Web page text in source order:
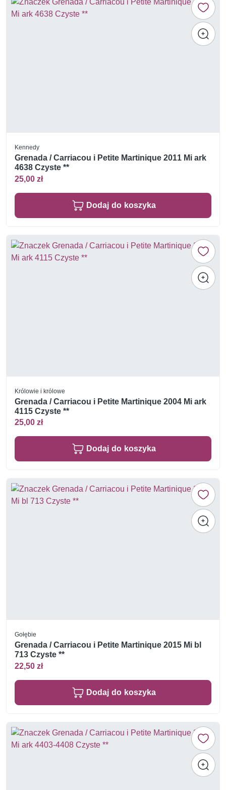
Kennedy
Grenada / Carriacou i Petite Martinique 2011 Mi ark
4638 Czyste **
25,00 zł
Dodaj do koszyka
Królowie i królowe
Grenada / Carriacou i Petite Martinique 2004 Mi ark
4115 Czyste **
25,00 zł
Dodaj do koszyka
Gołębie
Grenada / Carriacou i Petite Martinique 2015 Mi bl
713 Czyste **
22,50 zł
Dodaj do koszyka